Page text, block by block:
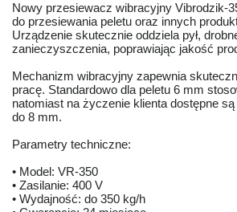
Nowy przesiewacz wibracyjny Vibrodzik-
do przesiewania peletu oraz innych
Urządzenie skutecznie oddziela pył,
zanieczyszczenia, poprawiając jakość
Mechanizm wibracyjny zapewnia
pracę. Standardowo dla peletu 6 mm
natomiast na życzenie klienta dostępne
do 8 mm.
Parametry techniczne:
• Model: VR-350
• Zasilanie: 400 V
• Wydajność: do 350 kg/h